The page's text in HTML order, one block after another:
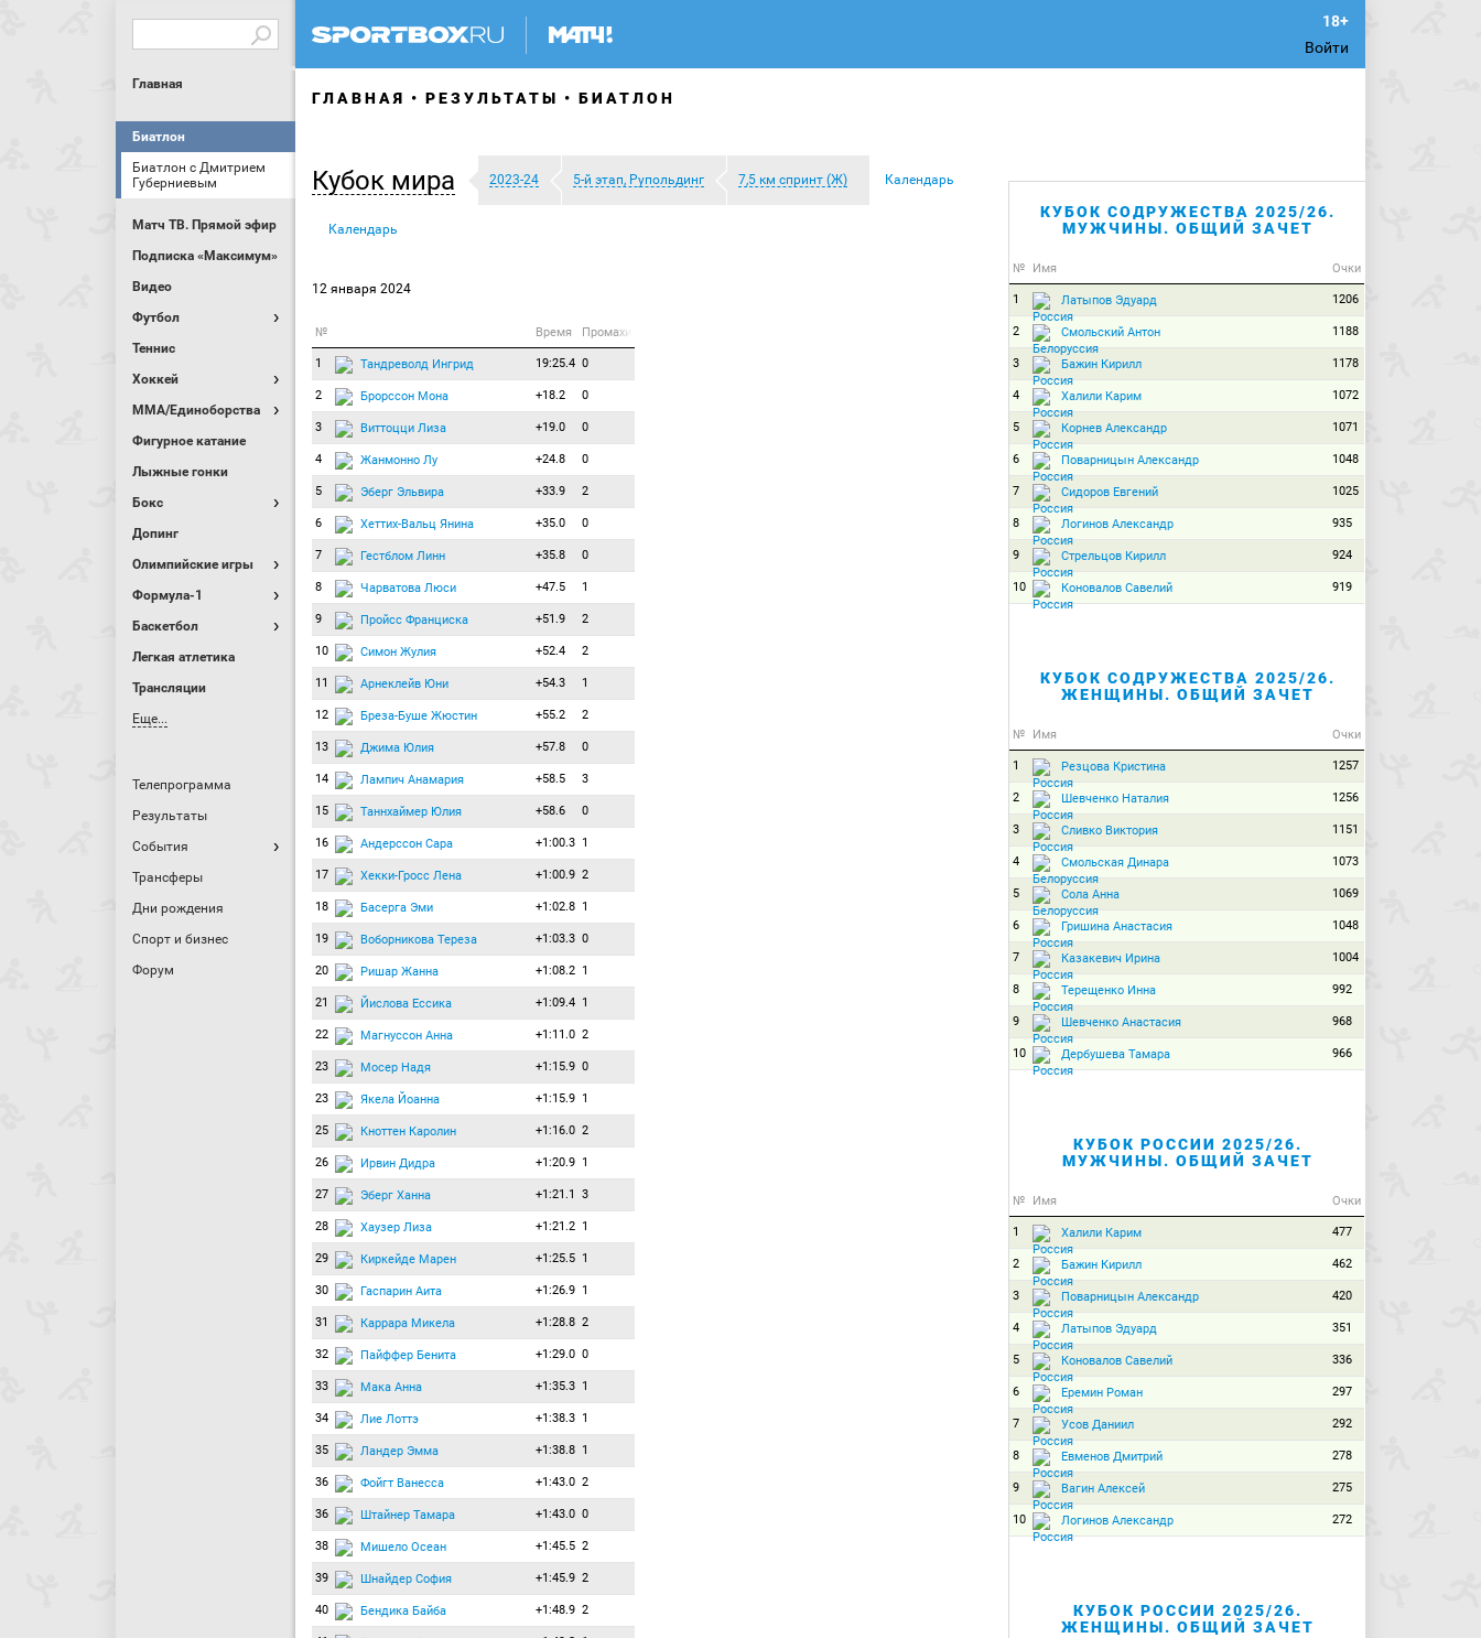
Войти
Главная
Биатлон
Биатлон с Дмитрием
Губерниевым
Матч ТВ. Прямой эфир
Подписка «Максимум»
Видео
Футбол
Теннис
Хоккей
MMA/Единоборства
Фигурное катание
Лыжные гонки
Бокс
Допинг
Олимпийские игры
Формула-1
Баскетбол
Легкая атлетика
Трансляции
Еще...
Телепрограмма
Результаты
События
Трансферы
Дни рождения
Спорт и бизнес
Форум
ГЛАВНАЯ РЕЗУЛЬТАТЫ БИАТЛОН
Кубок мира 2023-24 5-й этап, Рупольдинг 7,5 км спринт (Ж) Календарь
Календарь
12 января 2024
№ Время Промахи
1 Тандреволд Ингрид 19:25.4 0
2 Брорссон Мона +18.2 0
3 Виттоцци Лиза +19.0 0
4 Жанмонно Лу +24.8 0
5 Эберг Эльвира +33.9 2
6 Хеттих-Вальц Янина +35.0 0
7 Гестблом Линн +35.8 0
8 Чарватова Люси +47.5 1
9 Пройсс Франциска +51.9 2
10 Симон Жулия +52.4 2
11 Арнеклейв Юни +54.3 1
12 Бреза-Буше Жюстин +55.2 2
13 Джима Юлия +57.8 0
14 Лампич Анамария +58.5 3
15 Таннхаймер Юлия +58.6 0
16 Андерссон Сара +1:00.3 1
17 Хекки-Гросс Лена +1:00.9 2
18 Басерга Эми +1:02.8 1
19 Воборникова Тереза +1:03.3 0
20 Ришар Жанна +1:08.2 1
21 Йислова Ессика +1:09.4 1
22 Магнуссон Анна +1:11.0 2
23 Мосер Надя +1:15.9 0
23 Якела Йоанна +1:15.9 1
25 Кноттен Каролин +1:16.0 2
26 Ирвин Дидра +1:20.9 1
27 Эберг Ханна +1:21.1 3
28 Хаузер Лиза +1:21.2 1
29 Киркейде Марен +1:25.5 1
30 Гаспарин Аита +1:26.9 1
31 Каррара Микела +1:28.8 2
32 Пайффер Бенита +1:29.0 0
33 Мака Анна +1:35.3 1
34 Лие Лоттэ +1:38.3 1
35 Ландер Эмма +1:38.8 1
36 Фойгт Ванесса +1:43.0 2
36 Штайнер Тамара +1:43.0 0
38 Мишело Осеан +1:45.5 2
39 Шнайдер София +1:45.9 2
40 Бендика Байба +1:48.9 2
КУБОК СОДРУЖЕСТВА 2025/26.
МУЖЧИНЫ. ОБЩИЙ ЗАЧЕТ
№ Имя Очки
1 Латыпов Эдуард 1206
2 Смольский Антон 1188
3 Бажин Кирилл 1178
4 Халили Карим 1072
5 Корнев Александр 1071
6 Поварницын Александр 1048
7 Сидоров Евгений 1025
8 Логинов Александр 935
9 Стрельцов Кирилл 924
10 Коновалов Савелий 919
КУБОК СОДРУЖЕСТВА 2025/26.
ЖЕНЩИНЫ. ОБЩИЙ ЗАЧЕТ
№ Имя Очки
1 Резцова Кристина 1257
2 Шевченко Наталия 1256
3 Сливко Виктория 1151
4 Смольская Динара 1073
5 Сола Анна 1069
6 Гришина Анастасия 1048
7 Казакевич Ирина 1004
8 Терещенко Инна 992
9 Шевченко Анастасия 968
10 Дербушева Тамара 966
КУБОК РОССИИ 2025/26.
МУЖЧИНЫ. ОБЩИЙ ЗАЧЕТ
№ Имя Очки
1 Халили Карим 477
2 Бажин Кирилл 462
3 Поварницын Александр 420
4 Латыпов Эдуард 351
5 Коновалов Савелий 336
6 Еремин Роман 297
7 Усов Даниил 292
8 Евменов Дмитрий 278
9 Вагин Алексей 275
10 Логинов Александр 272
КУБОК РОССИИ 2025/26.
ЖЕНЩИНЫ. ОБЩИЙ ЗАЧЕТ